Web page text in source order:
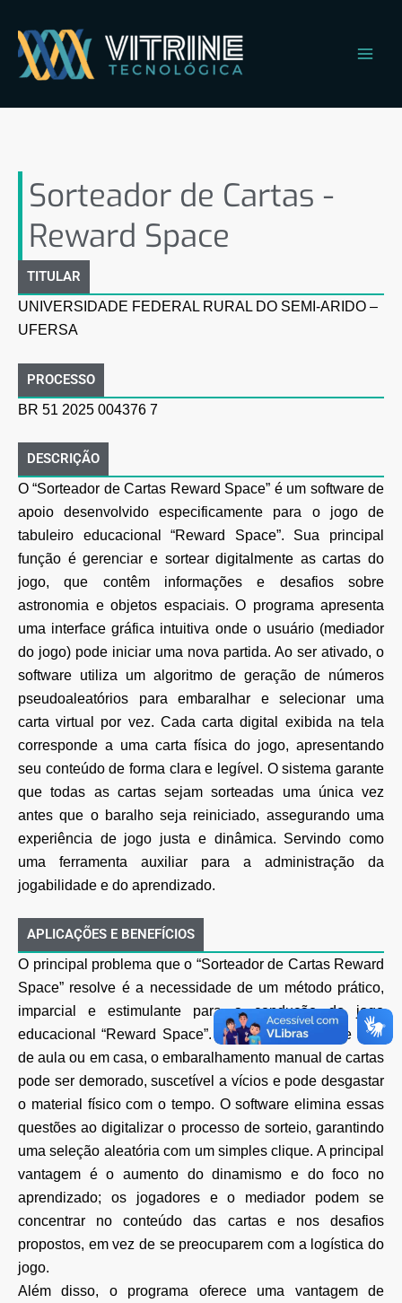
para
conteúdo
Sorteador de Cartas -
Reward Space
TITULAR
UNIVERSIDADE FEDERAL RURAL DO SEMI-ARIDO –
UFERSA
PROCESSO
BR 51 2025 004376 7
DESCRIÇÃO
O “Sorteador de Cartas Reward Space” é um software de
apoio desenvolvido especificamente para o
jogo de
tabuleiro educacional “Reward Space”. Sua principal
função é gerenciar e sortear digitalmente as cartas do
jogo, que contêm informações e desafios sobre
astronomia e objetos espaciais. O programa apresenta
uma interface gráfica intuitiva onde o usuário (mediador
do jogo) pode iniciar uma nova partida. Ao ser ativado, o
software utiliza um algoritmo de geração de números
pseudoaleatórios
para embaralhar e selecionar uma
carta virtual por vez. Cada carta digital exibida na tela
corresponde a uma carta física do jogo, apresentando
seu conteúdo de forma clara e legível. O sistema garante
que todas as cartas sejam sorteadas uma única vez
antes que o baralho seja reiniciado, assegurando uma
experiência de jogo justa e dinâmica. Servindo como
uma ferramenta auxiliar para a administração da
jogabilidade e do aprendizado.
APLICAÇÕES E BENEFÍCIOS
O principal problema que o “Sorteador de Cartas Reward
Space” resolve é a necessidade de um método prático,
imparcial e estimulante para a condução do jogo
educacional “Reward Space”. Em um ambiente
de sala
de aula ou em casa, o embaralhamento manual de cartas
pode ser demorado, suscetível a vícios e pode desgastar
o material físico com o tempo. O software elimina essas
questões ao digitalizar o processo de sorteio, garantindo
uma seleção aleatória com um simples clique. A principal
vantagem é o aumento do dinamismo e do foco no
aprendizado; os jogadores e o mediador podem se
concentrar no
conteúdo das cartas e nos desafios
propostos, em vez de se preocuparem com a logística do
jogo.
Além disso, o programa oferece uma vantagem de